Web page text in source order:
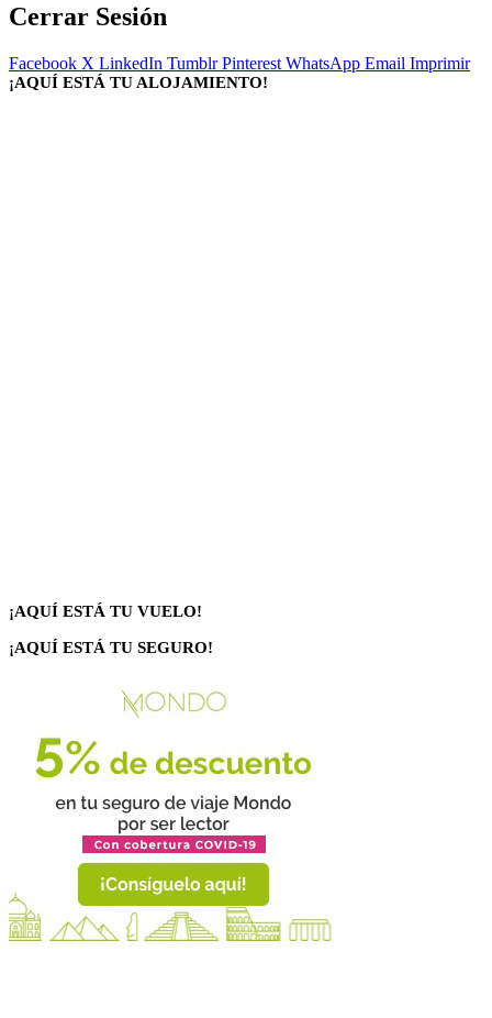
Cerrar Sesión
Facebook X LinkedIn Tumblr Pinterest WhatsApp Email Imprimir
¡AQUÍ ESTÁ TU ALOJAMIENTO!
¡AQUÍ ESTÁ TU VUELO!
¡AQUÍ ESTÁ TU SEGURO!